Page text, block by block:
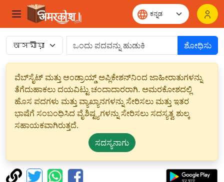
ಶೋಧಿಸು
ವೆಬ್‌ಸೈಟ್ ಮತ್ತು ಆಂಡ್ರಾಯ್ಡ್ ಅಪ್ಲಿಕೇಶನ್‌ನಿಂದ ಜಾಹೀರಾತುಗಳನ್ನು
ತೆಗೆದುಹಾಕಲು ದಯವಿಟ್ಟು ಚಂದಾದಾರರಾಗಿ. ಅಮರಕೋಶದಲ್ಲಿ
ಹೊಸ ಪದಗಳು ಮತ್ತು ವ್ಯಾಖ್ಯಾನಗಳನ್ನು ಸೇರಿಸಲು ಮತ್ತು ಇತರ
ಭಾಷೆಗೆ ಸಂಬಂಧಿಸಿದ ವೈಶಿಷ್ಟ್ಯಗಳನ್ನು ಸೇರಿಸಲು ಸದಸ್ಯತ್ವ ಶುಲ್ಕ
ಸಹಾಯಕವಾಗಿರುತ್ತದೆ.
ಸದಸ್ಯನಾಗು